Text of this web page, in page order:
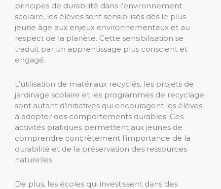
principes de durabilité dans l’environnement
scolaire, les élèves sont sensibilisés dès le plus
jeune âge aux enjeux environnementaux et au
respect de la planète. Cette sensibilisation se
traduit par un apprentissage plus conscient et
engagé.
L’utilisation de matériaux recyclés, les projets de
jardinage scolaire et les programmes de recyclage
sont autant d’initiatives qui encouragent les élèves
à adopter des comportements durables. Ces
activités pratiques permettent aux jeunes de
comprendre concrètement l’importance de la
durabilité et de la préservation des ressources
naturelles.
De plus, les écoles qui investissent dans des